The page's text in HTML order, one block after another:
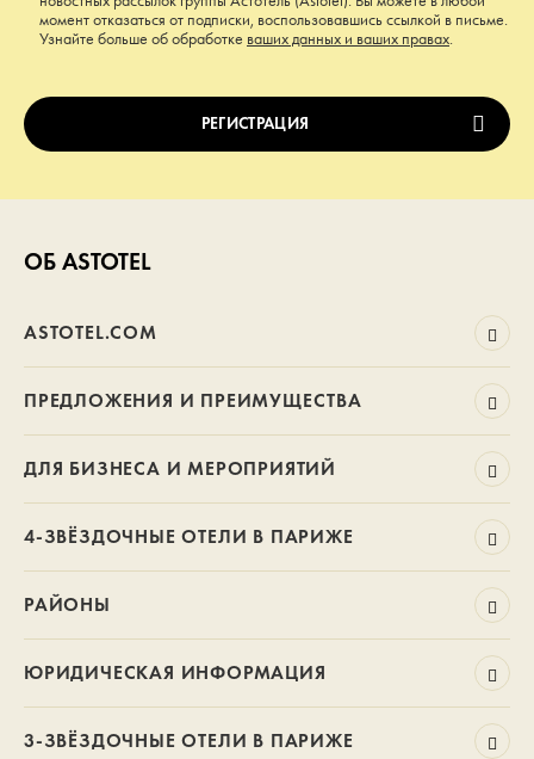
момент отказаться от подписки, воспользовавшись ссылкой в письме.
Узнайте больше об обработке ваших данных и ваших правах.
ОБ ASTOTEL
ASTOTEL.COM
ПРЕДЛОЖЕНИЯ И ПРЕИМУЩЕСТВА
ДЛЯ БИЗНЕСА И МЕРОПРИЯТИЙ
4-ЗВЁЗДОЧНЫЕ ОТЕЛИ В ПАРИЖЕ
РАЙОНЫ
ЮРИДИЧЕСКАЯ ИНФОРМАЦИЯ
3-ЗВЁЗДОЧНЫЕ ОТЕЛИ В ПАРИЖЕ